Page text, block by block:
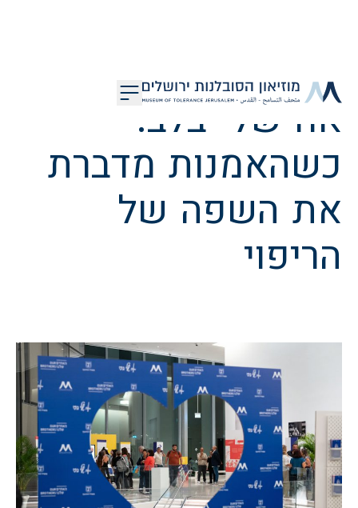
אח שלי בלב:
כשהאמנות מדברת
את השפה של
הריפוי